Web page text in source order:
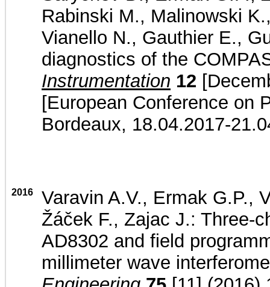
Rabinski M., Malinowski
Vianello N., Gauthier E.,
diagnostics of the
Instrumentation 12
[European Conference on
Bordeaux, 18.04.2017-
2016
Varavin A.V., Ermak G.P.,
Žáček F., Zajac J.: Three-
AD8302 and field
millimeter wave